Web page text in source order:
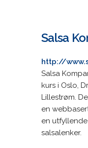
Salsa
http://
Salsa
kurs i Oslo,
Lillestrøm.
en
en
salsalenker.